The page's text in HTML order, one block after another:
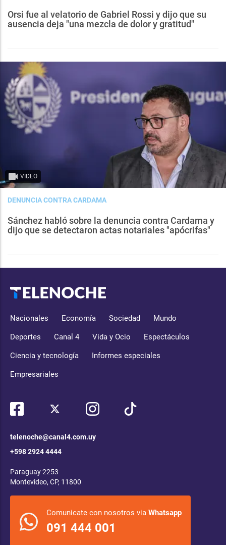
Orsi fue al velatorio de Gabriel Rossi y dijo que su
ausencia deja "una mezcla de dolor y gratitud"
VIDEO
DENUNCIA CONTRA CARDAMA
Sánchez habló sobre la denuncia contra Cardama y
dijo que se detectaron actas notariales "apócrifas"
Nacionales Economía Sociedad Mundo
Deportes Canal 4 Vida y Ocio Espectáculos
Ciencia y tecnología Informes especiales
Empresariales
telenoche@canal4.com.uy
+598 2924 4444
Paraguay 2253
Montevideo, CP, 11800
Comunicate con nosotros via Whatsapp
091 444 001